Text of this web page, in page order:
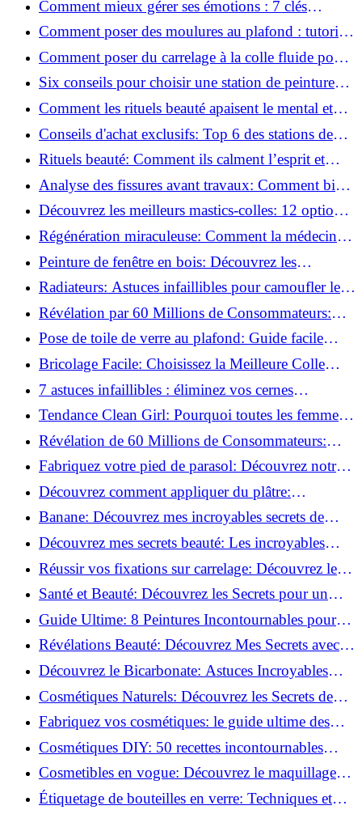
Comment mieux gérer ses émotions : 7 clés
pratiques
Comment poser des moulures au plafond : tutoriel
vidéo pas à pas ?
Comment poser du carrelage à la colle fluide pour
un rendu professionnel ?
Six conseils pour choisir une station de peinture
basse pression
Comment les rituels beauté apaisent le mental et
créent des moments pour soi ?
Conseils d'achat exclusifs: Top 6 des stations de
peinture basse pression incontournables!
Rituels beauté: Comment ils calment l’esprit et
chouchoutent votre âme!
Analyse des fissures avant travaux: Comment bien
préparer vos surfaces!
Découvrez les meilleurs mastics-colles: 12 options
dès 6,70 €!
Régénération miraculeuse: Comment la médecine
régénérative peut restaurer votre confiance!
Peinture de fenêtre en bois: Découvrez les
techniques infaillibles pour un résultat parfait!
Radiateurs: Astuces infaillibles pour camoufler les
tuyaux apparents!
Révélation par 60 Millions de Consommateurs:
Découvrez le sérum anti-rides numéro un!
Pose de toile de verre au plafond: Guide facile
pour débutants!
Bricolage Facile: Choisissez la Meilleure Colle
pour Chaque Matériau!
7 astuces infaillibles : éliminez vos cernes
rapidement !
Tendance Clean Girl: Pourquoi toutes les femmes
l'adoptent?
Révélation de 60 Millions de Consommateurs:
Découvrez le meilleur fond de teint pour votre
peau!
Fabriquez votre pied de parasol: Découvrez notre
tutoriel facile !
Découvrez comment appliquer du plâtre:
Techniques pour un mur intérieur parfait!
Banane: Découvrez mes incroyables secrets de
beauté!
Découvrez mes secrets beauté: Les incroyables
vertus du curcuma!
Réussir vos fixations sur carrelage: Découvrez les
astuces infaillibles !
Santé et Beauté: Découvrez les Secrets pour un
Bien-être Optimal!
Guide Ultime: 8 Peintures Incontournables pour
Bois Extérieurs!
Révélations Beauté: Découvrez Mes Secrets avec le
Thé Vert Matcha!
Découvrez le Bicarbonate: Astuces Incroyables
pour Votre Quotidien!
Cosmétiques Naturels: Découvrez les Secrets de
Beauté Éco-responsables!
Fabriquez vos cosmétiques: le guide ultime des
produits de beauté maison!
Cosmétiques DIY: 50 recettes incontournables
pour sublimer votre beauté naturelle!
Cosmetibles en vogue: Découvrez le maquillage
100% comestible!
Étiquetage de bouteilles en verre: Techniques et